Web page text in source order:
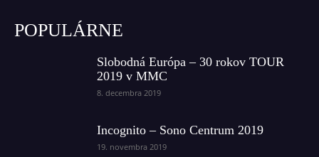
POPULÁRNE
Slobodná Európa – 30 rokov TOUR
2019 v MMC
8. decembra 2019
Incognito – Sono Centrum 2019
19. novembra 2019